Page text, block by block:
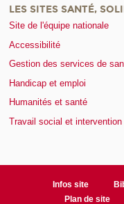
LES SITES SANTÉ,
Site de l'équipe nationale
Accessibilité
Gestion des services de
Handicap et emploi
Humanités et santé
Travail social et
Infos site
Plan de site